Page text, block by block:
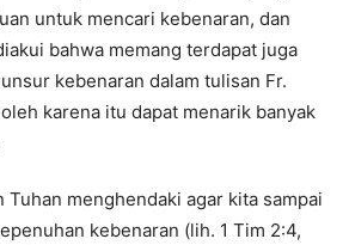
untuk mencari kebenaran, dan
bahwa memang terdapat juga
kebenaran dalam tulisan Fr.
karena itu dapat menarik banyak
Tuhan menghendaki agar kita sampai
kebenaran (lih. 1 Tim 2:4,